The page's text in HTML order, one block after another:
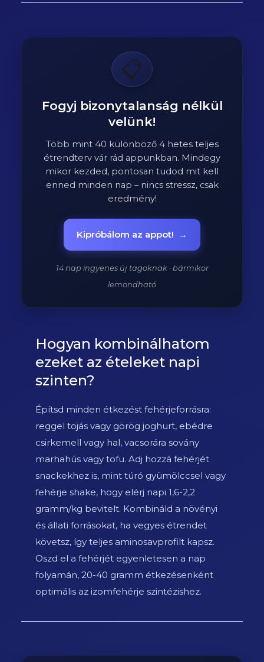
📋
Fogyj bizonytalanság nélkül
velünk!
Több mint 40 különböző 4 hetes teljes
étrendterv vár rád appunkban. Mindegy
mikor kezded, pontosan tudod mit kell
enned minden nap – nincs stressz, csak
eredmény!
Kipróbálom az appot! →
14 nap ingyenes új tagoknak · bármikor
lemondható
Hogyan kombinálhatom
ezeket az ételeket napi
szinten?
Építsd minden étkezést fehérjeforrásra:
reggel tojás vagy görög joghurt, ebédre
csirkemell vagy hal, vacsorára sovány
marhahús vagy tofu. Adj hozzá fehérjét
snackekhez is, mint túró gyümölccsel vagy
fehérje shake, hogy elérj napi 1,6-2,2
gramm/kg bevitelt. Kombináld a növényi
és állati forrásokat, ha vegyes étrendet
követsz, így teljes aminosavprofilt kapsz.
Oszd el a fehérjét egyenletesen a nap
folyamán, 20-40 gramm étkezésenként
optimális az izomfehérje szintézishez.